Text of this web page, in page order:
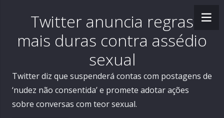
Twitter anuncia regras
mais duras contra assédio
sexual
Twitter diz que suspenderá contas com postagens de
‘nudez não consentida’ e promete adotar ações
sobre conversas com teor sexual.